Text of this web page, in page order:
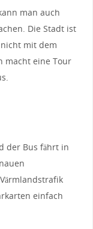
man auch
Die Stadt ist
mit dem
macht eine Tour
der Bus fährt in
einfach